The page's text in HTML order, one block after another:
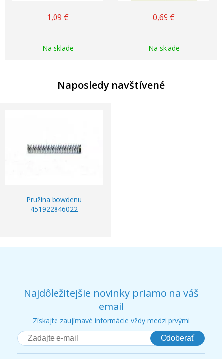
1,09 €
Na sklade
0,69 €
Na sklade
Naposledy navštívené
Pružina bowdenu
451922846022
Najdôležitejšie novinky priamo na váš
email
Získajte zaujímavé informácie vždy medzi prvými
Odoberať